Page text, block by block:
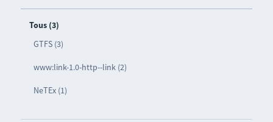
Tous (3)
GTFS (3)
www:link-1.0-http--link (2)
NeTEx (1)